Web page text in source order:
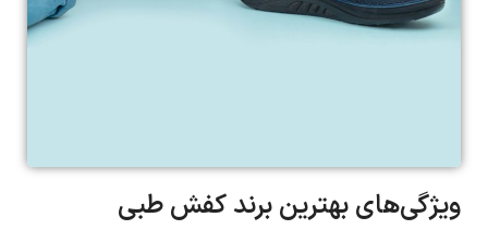
ویژگی‌های بهترین برند کفش طبی